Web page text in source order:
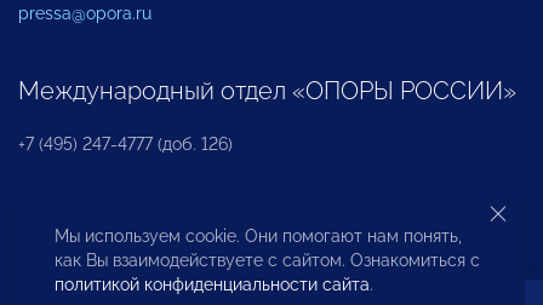
pressa@opora.ru
Международный отдел «ОПОРЫ РОССИИ»
+7 (495) 247-4777 (доб. 126)
Бюро по защите прав предпринимателей и
инвесторов
Мы используем cookie. Они помогают нам понять,
как Вы взаимодействуете с сайтом. Ознакомиться с
политикой конфиденциальности сайта.